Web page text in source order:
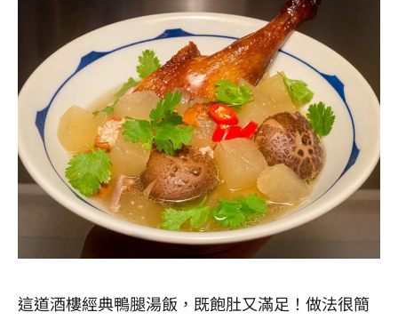
這道酒樓經典鴨腿湯飯，既飽肚又滿足！做法很簡